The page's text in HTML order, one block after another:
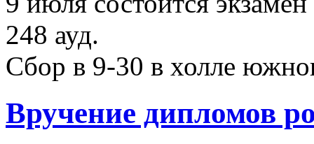
248 ауд.
Сбор в 9-30 в холле
Вручение дипломов